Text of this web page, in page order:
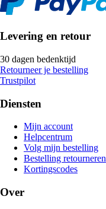
Levering en retour
30 dagen bedenktijd
Retourneer je bestelling
Trustpilot
Diensten
Mijn account
Helpcentrum
Volg mijn bestelling
Bestelling retourneren
Kortingscodes
Over